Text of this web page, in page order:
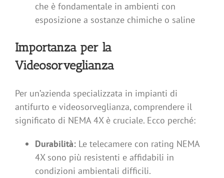
che è fondamentale in ambienti con
esposizione a sostanze chimiche o saline
Importanza per la
Videosorveglianza
Per un’azienda specializzata in impianti di
antifurto e videosorveglianza, comprendere il
significato di NEMA 4X è cruciale. Ecco perché:
Durabilità: Le telecamere con rating NEMA
4X sono più resistenti e affidabili in
condizioni ambientali difficili.